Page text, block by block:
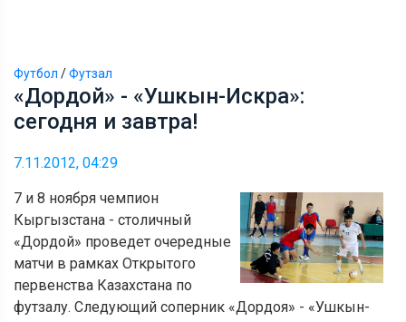
Футбол /Футзал
«Дордой» - «Ушкын-Искра»:
сегодня и завтра!
7.11.2012, 04:29
7 и 8 ноября чемпион
Кыргызстана - столичный
«Дордой» проведет очередные
матчи в рамках Открытого
первенства Казахстана по
футзалу. Следующий соперник «Дордоя» - «Ушкын-